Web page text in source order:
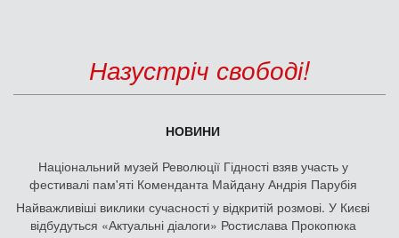
Назустріч свободі!
НОВИНИ
Національний музей Революції Гідності взяв участь у
фестивалі пам'яті Коменданта Майдану Андрія Парубія
Найважливіші виклики сучасності у відкритій розмові. У Києві
відбудуться «Актуальні діалоги» Ростислава Прокопюка